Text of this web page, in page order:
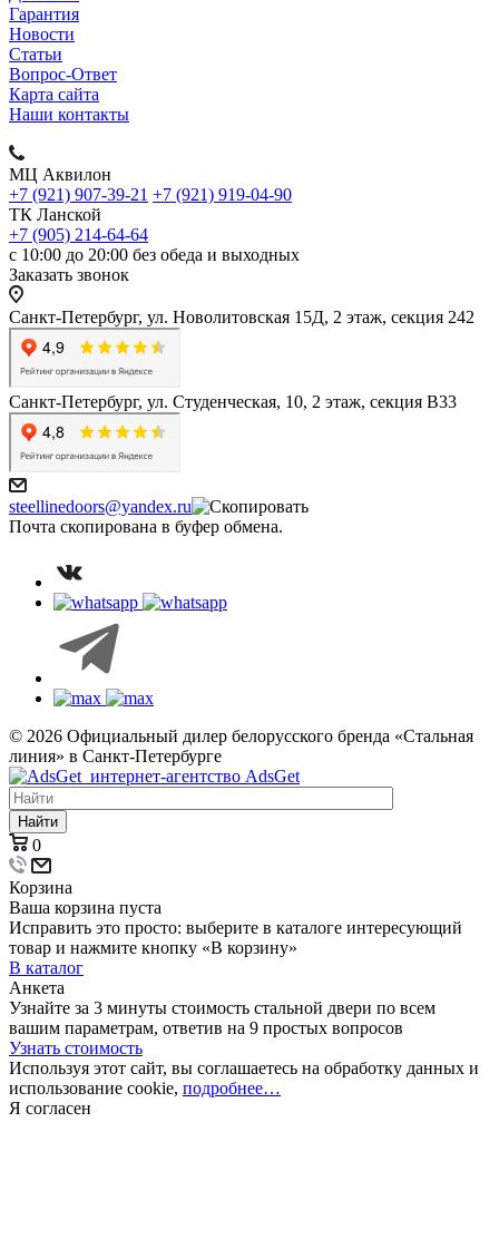
Гарантия
Новости
Статьи
Вопрос-Ответ
Карта сайта
Наши контакты
МЦ Аквилон
+7 (921) 907-39-21 +7 (921) 919-04-90
ТК Ланской
+7 (905) 214-64-64
с 10:00 до 20:00 без обеда и выходных
Заказать звонок
Санкт-Петербург, ул. Новолитовская 15Д, 2 этаж, секция 242
Санкт-Петербург, ул. Студенческая, 10, 2 этаж, секция В33
steellinedoors@yandex.ru
Почта скопирована в буфер обмена.
© 2026 Официальный дилер белорусского бренда «Стальная
линия» в Санкт-Петербурге
интернет-агентство AdsGet
Найти
0
Корзина
Ваша корзина пуста
Исправить это просто: выберите в каталоге интересующий
товар и нажмите кнопку «В корзину»
В каталог
Анкета
Узнайте за 3 минуты стоимость стальной двери по всем
вашим параметрам, ответив на 9 простых вопросов
Узнать стоимость
Используя этот сайт, вы соглашаетесь на обработку данных и
использование cookie, подробнее…
Я согласен